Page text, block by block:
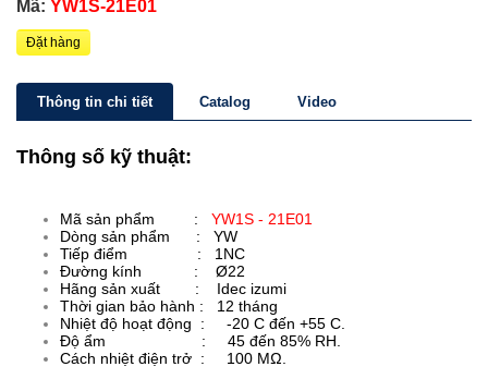
Mã: YW1S-21E01
Đặt hàng
Thông tin chi tiết Catalog Video
Thông số kỹ thuật:
Mã sản phẩm :
YW1S - 21E01
Dòng sản phẩm : YW
Tiếp điểm : 1NC
Đường kính : Ø22
Hãng sản xuất : Idec izumi
Thời gian bảo hành : 12 tháng
Nhiệt độ hoạt động : -20 C đến +55 C.
Độ ẩm : 45 đến 85% RH.
Cách nhiệt điện trở : 100 MΩ.